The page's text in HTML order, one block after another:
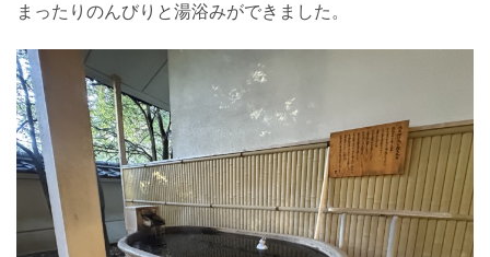
まったりのんびりと湯浴みができました。